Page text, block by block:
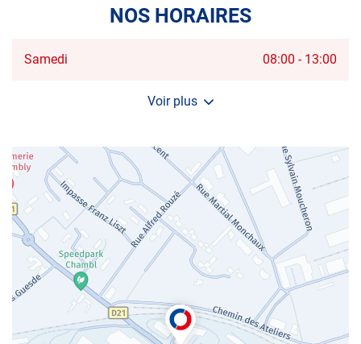
NOS HORAIRES
Horaires
Samedi 08:00 - 13:00
Voir plus
et
d'ouverture
centre
AUTOSUR
CHAMBLY